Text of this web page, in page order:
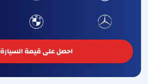
احصل على قيمة السيارة